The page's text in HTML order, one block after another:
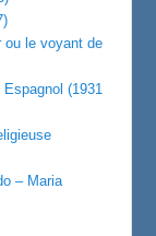
ou le voyant de
(1931
– Maria